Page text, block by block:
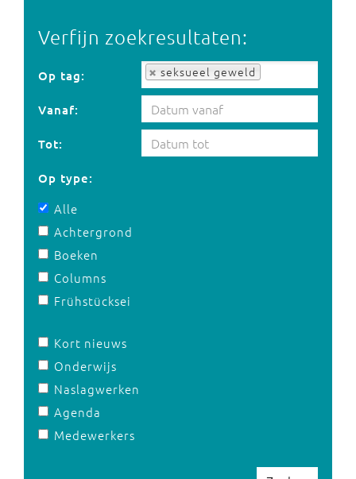
Verfijn zoekresultaten:
Op tag: seksueel geweld
Op tag:
Vanaf:
Tot:
Op type:
Alle
Achtergrond
Boeken
Columns
Frühstücksei
Kort nieuws
Onderwijs
Naslagwerken
Agenda
Medewerkers